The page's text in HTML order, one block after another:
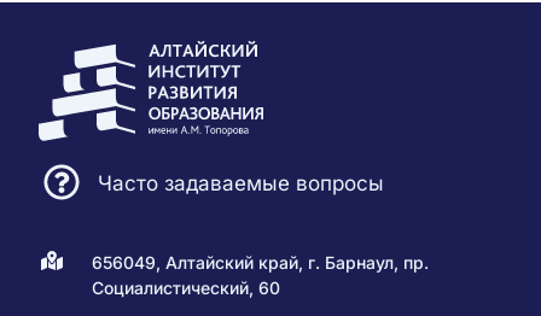
Часто задаваемые вопросы
656049, Алтайский край, г. Барнаул, пр.
Социалистический, 60